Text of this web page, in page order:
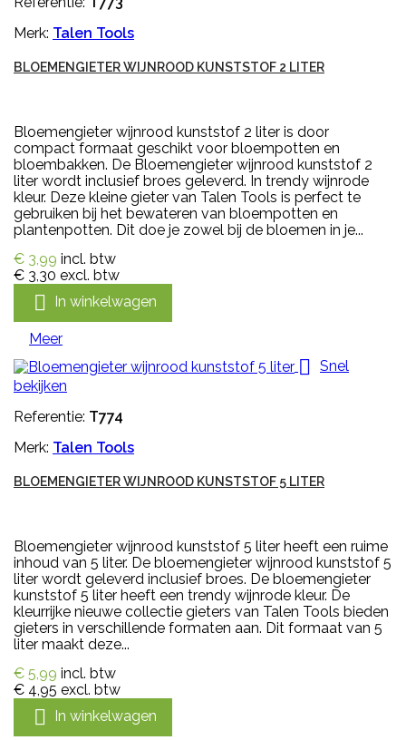
Merk: Talen Tools
BLOEMENGIETER WIJNROOD KUNSTSTOF 2 LITER
Bloemengieter wijnrood kunststof 2 liter is door
compact formaat geschikt voor bloempotten en
bloembakken. De Bloemengieter wijnrood kunststof 2
liter wordt inclusief broes geleverd. In trendy wijnrode
kleur. Deze kleine gieter van Talen Tools is perfect te
gebruiken bij het bewateren van bloempotten en
plantenpotten. Dit doe je zowel bij de bloemen in je...
€ 3,99 incl. btw
€ 3,30 excl. btw
 In winkelwagen
Meer
 Snel
bekijken
Referentie: T774
Merk: Talen Tools
BLOEMENGIETER WIJNROOD KUNSTSTOF 5 LITER
Bloemengieter wijnrood kunststof 5 liter heeft een ruime
inhoud van 5 liter. De bloemengieter wijnrood kunststof 5
liter wordt geleverd inclusief broes. De bloemengieter
kunststof 5 liter heeft een trendy wijnrode kleur. De
kleurrijke nieuwe collectie gieters van Talen Tools bieden
gieters in verschillende formaten aan. Dit formaat van 5
liter maakt deze...
€ 5,99 incl. btw
€ 4,95 excl. btw
 In winkelwagen